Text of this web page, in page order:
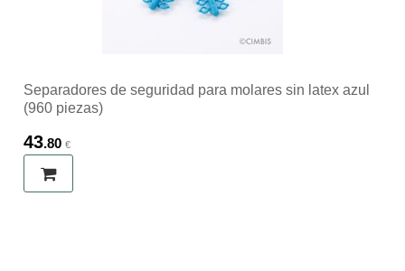
Separadores de seguridad para molares sin latex azul
(960 piezas)
43.80 €